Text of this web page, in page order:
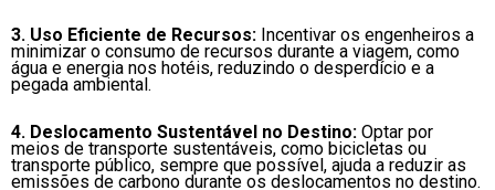
3. Uso Eficiente de Recursos: Incentivar os engenheiros a
minimizar o consumo de recursos durante a viagem, como
água e energia nos hotéis, reduzindo o desperdício e a
pegada ambiental.
4. Deslocamento Sustentável no Destino: Optar por
meios de transporte sustentáveis, como bicicletas ou
transporte público, sempre que possível, ajuda a reduzir as
emissões de carbono durante os deslocamentos no destino.